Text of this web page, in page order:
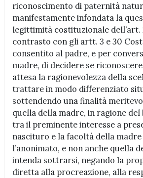
riconoscimento di paternità
manifestamente infondata la
legittimità costituzionale dell’art.
contrasto con gli artt. 3 e 30
consentito al padre, e per
madre, di decidere se
attesa la ragionevolezza della
trattare in modo differenziato
sottendendo una finalità
quella della madre, in ragione
tra il preminente interesse a
nascituro e la facoltà della
l’anonimato, e non anche quella
intenda sottrarsi, negando la
diretta alla procreazione, alla